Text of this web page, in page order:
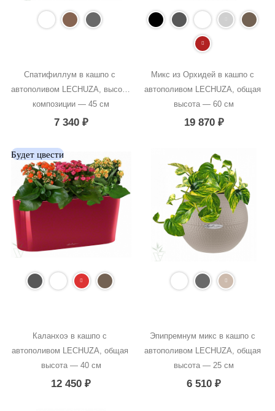
Спатифиллум в кашпо с
автополивом LECHUZA, высота
композиции — 45 см
7 340 ₽
Микс из Орхидей в кашпо с
автополивом LECHUZA, общая
высота — 60 см
19 870 ₽
Будет цвести
Каланхоэ в кашпо с
автополивом LECHUZA, общая
высота — 40 см
12 450₽
Эпипремнум микс в кашпо с
автополивом LECHUZA, общая
высота — 25 см
6 510₽